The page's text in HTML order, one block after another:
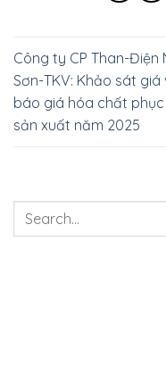
Công ty CP Than-Điện
Sơn-TKV: Khảo sát giá
báo giá hóa chất phục
sản xuất năm 2025